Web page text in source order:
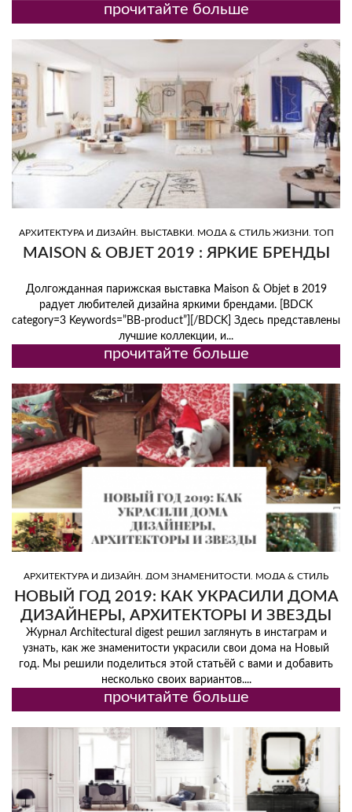
прочитайте больше
АРХИТЕКТУРА И ДИЗАЙН ВЫСТАВКИ МОДА & СТИЛЬ ЖИЗНИ ТОП
MAISON & OBJET 2019 : ЯРКИЕ БРЕНДЫ
Долгожданная парижская выставка Maison & Objet в 2019
радует любителей дизайна яркими брендами. [BDCK
category=3 Keywords=”BB-product”][/BDCK] Здесь представлены
лучшие коллекции, и...
прочитайте больше
АРХИТЕКТУРА И ДИЗАЙН, ДОМ ЗНАМЕНИТОСТИ, МОДА & СТИЛЬ
СОВЕТЫ ПО ДИЗАЙНУ
НОВЫЙ ГОД 2019: КАК УКРАСИЛИ ДОМА
ДИЗАЙНЕРЫ, АРХИТЕКТОРЫ И ЗВЕЗДЫ
Журнал Architectural digest решил заглянуть в инстаграм и
узнать, как же знаменитости украсили свои дома на Новый
год. Мы решили поделиться этой статьёй с вами и добавить
несколько своих вариантов....
прочитайте больше